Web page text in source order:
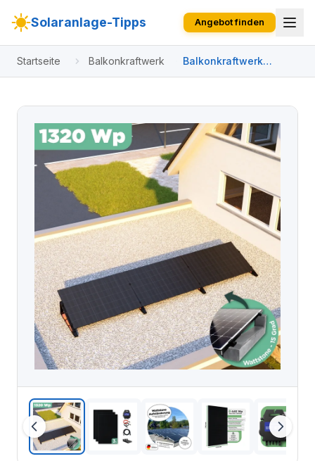
Solaranlage-Tipps Angebot finden
Startseite Balkonkraftwerk
Balkonkraftwerk
Flachdach 1320 Wp
W / Trina Solar / 440
Bifazial) / Premium -
Wattstone Black 15° /
eine Reihe quer / 3
Module